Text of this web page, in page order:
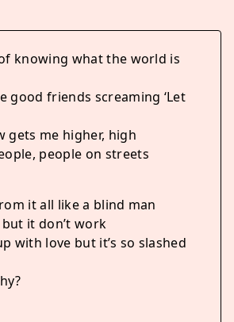
knowing what the world is
good friends screaming ‘Let
gets me higher, high
people on streets
it all like a blind man
it don’t work
with love but it’s so slashed